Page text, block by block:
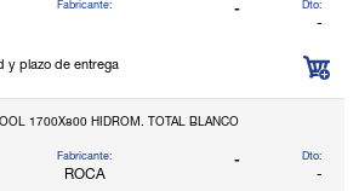
Fabricante: - Dto:
-
y plazo de entrega
1700X800 HIDROM. TOTAL BLANCO
Fabricante:
ROCA
- Dto:
-